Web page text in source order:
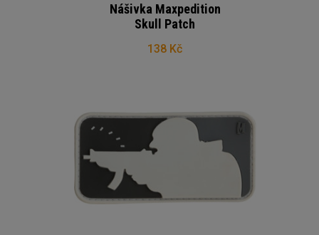
Nášivka Maxpedition
Skull Patch
138 Kč